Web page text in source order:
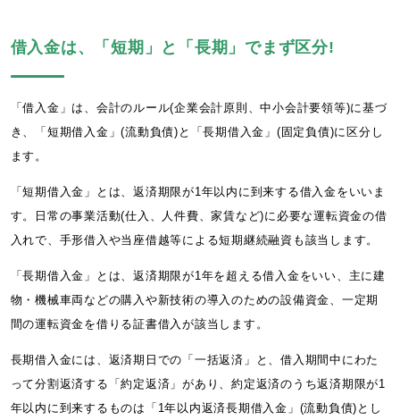
借入金は、「短期」と「長期」でまず区分!
「借入金」は、会計のルール(企業会計原則、中小会計要領等)に基づ
き、「短期借入金」(流動負債)と「長期借入金」(固定負債)に区分し
ます。
「短期借入金」とは、返済期限が1年以内に到来する借入金をいいま
す。日常の事業活動(仕入、人件費、家賃など)に必要な運転資金の借
入れで、手形借入や当座借越等による短期継続融資も該当します。
「長期借入金」とは、返済期限が1年を超える借入金をいい、主に建
物・機械車両などの購入や新技術の導入のための設備資金、一定期
間の運転資金を借りる証書借入が該当します。
長期借入金には、返済期日での「一括返済」と、借入期間中にわた
って分割返済する「約定返済」があり、約定返済のうち返済期限が1
年以内に到来するものは「1年以内返済長期借入金」(流動負債)とし